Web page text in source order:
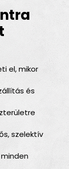
el, mikor
és
szelektív